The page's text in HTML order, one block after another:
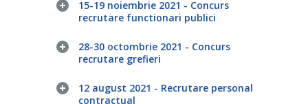
15-19 noiembrie 2021 - Concurs
recrutare functionari publici
28-30 octombrie 2021 - Concurs
recrutare grefieri
12 august 2021 - Recrutare personal
contractual